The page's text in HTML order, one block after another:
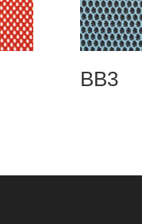
BB3